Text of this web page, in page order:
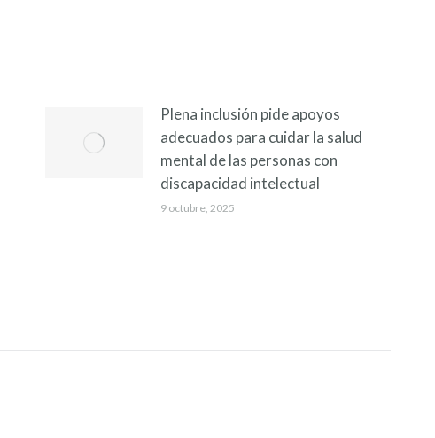
Plena inclusión pide apoyos
adecuados para cuidar la salud
mental de las personas con
discapacidad intelectual
9 octubre, 2025